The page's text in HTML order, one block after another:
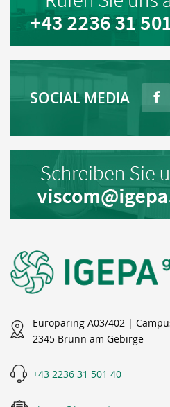
SOCIAL MEDIA
Europaring A03/402 |
2345 Brunn am Gebirge
+43 2236 31 501 40